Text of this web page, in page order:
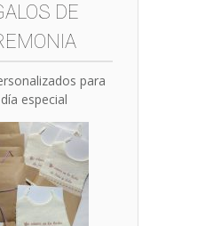
DE
para
especial